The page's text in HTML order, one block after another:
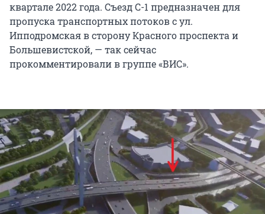
квартале 2022 года. Съезд С-1 предназначен для
пропуска транспортных потоков с ул.
Ипподромская в сторону Красного проспекта и
Большевистской, — так сейчас
прокомментировали в группе «ВИС».